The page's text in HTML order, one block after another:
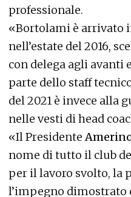
professionale.
«Bortolami è arrivato
nell’estate del 2016,
con delega agli avanti
parte dello staff
del 2021 è invece alla
nelle vesti di head
«Il Presidente
nome di tutto il club
per il lavoro svolto, la
l’impegno dimostrato